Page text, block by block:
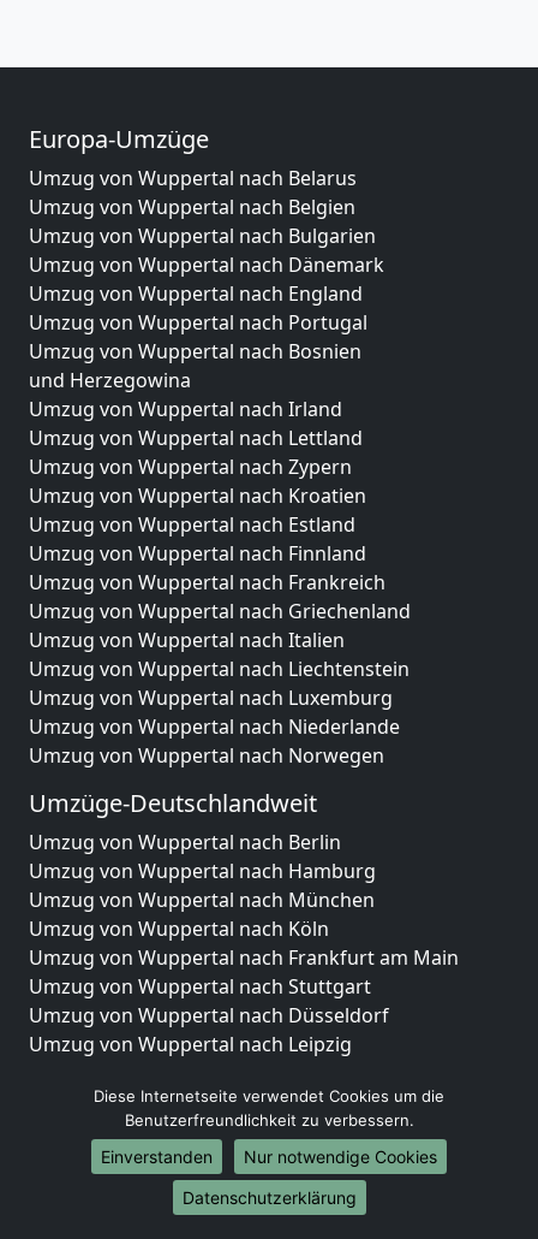
Europa-Umzüge
Umzug von Wuppertal nach Belarus
Umzug von Wuppertal nach Belgien
Umzug von Wuppertal nach Bulgarien
Umzug von Wuppertal nach Dänemark
Umzug von Wuppertal nach England
Umzug von Wuppertal nach Portugal
Umzug von Wuppertal nach Bosnien
und Herzegowina
Umzug von Wuppertal nach Irland
Umzug von Wuppertal nach Lettland
Umzug von Wuppertal nach Zypern
Umzug von Wuppertal nach Kroatien
Umzug von Wuppertal nach Estland
Umzug von Wuppertal nach Finnland
Umzug von Wuppertal nach Frankreich
Umzug von Wuppertal nach Griechenland
Umzug von Wuppertal nach Italien
Umzug von Wuppertal nach Liechtenstein
Umzug von Wuppertal nach Luxemburg
Umzug von Wuppertal nach Niederlande
Umzug von Wuppertal nach Norwegen
Umzüge-Deutschlandweit
Umzug von Wuppertal nach Berlin
Umzug von Wuppertal nach Hamburg
Umzug von Wuppertal nach München
Umzug von Wuppertal nach Köln
Umzug von Wuppertal nach Frankfurt am Main
Umzug von Wuppertal nach Stuttgart
Umzug von Wuppertal nach Düsseldorf
Umzug von Wuppertal nach Leipzig
Umzug von Wuppertal nach Essen
Umzug von Wuppertal nach Bremen
Umzug von Wuppertal nach Dresden
Umzug von Wuppertal nach Hannover
Umzug von Wuppertal nach Nürnberg
Diese Internetseite verwendet Cookies um die
Benutzerfreundlichkeit zu verbessern.
Einverstanden
Nur notwendige Cookies
Datenschutzerklärung